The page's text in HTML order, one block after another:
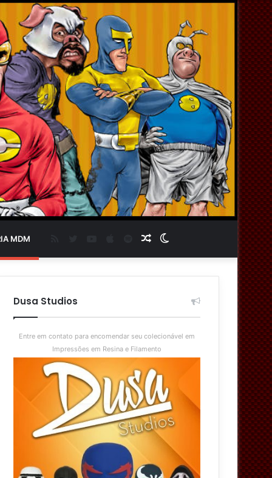
MDM
skin
Artigo
aleatório
Spotify
Dusa Studios
Entre em contato para encomendar seu colecionável em
Impressões em Resina e Filamento